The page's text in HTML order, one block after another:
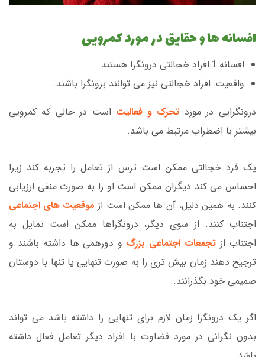
افسانه ها و حقایق در مورد کمرویی
افسانه 1:افراد خجالتی درونگرا هستند
واقعیت: افراد خجالتی نیز می توانند برونگرا باشند.
درونگرایی در مورد تحرک و فعالیت است در حالی که کمرویی
بیشتر با اضطراب مرتبط می باشد.
یک فرد خجالتی ممکن است ترس از تعامل را تجربه کند زیرا
احساس می کند دیگران ممکن است او را به صورت منفی ارزیابی
کنند. به همین دلیل، آن ها ممکن است از موقعیت های اجتماعی
اجتناب کنند. از سوی دیگر، درونگراها ممکن است تمایل به
اجتناب از تجمعات اجتماعی بزرگ و دورهمی ها داشته باشند و
ترجیح دهند زمان بیش تری را به صورت تنهایی یا تنها با دوستان
صمیمی خود بگذرانند.
اگر یک درونگرا زمان لازم برای تنهایی را داشته باشد می تواند
بدون نگرانی در مورد قضاوت با افراد دیگر تعامل فعال داشته